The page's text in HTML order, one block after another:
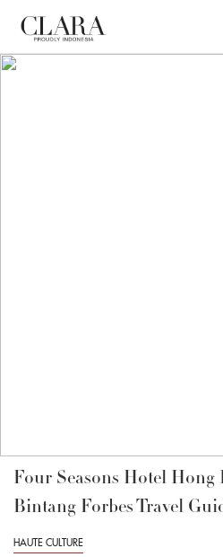
Four Seasons Hotel Hong
Bintang Forbes Travel
HAUTE CULTURE